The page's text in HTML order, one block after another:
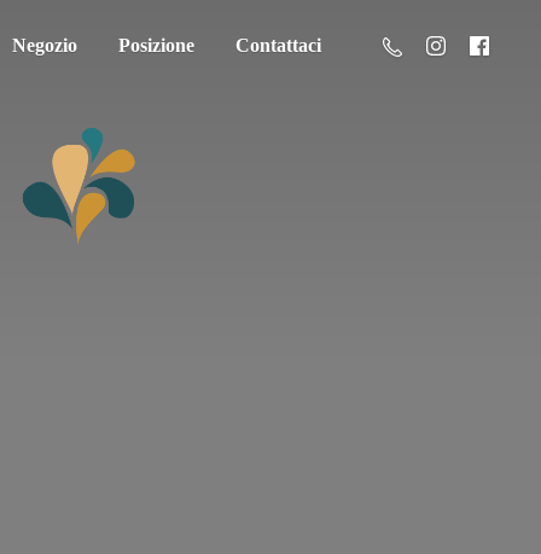
Negozio Posizione Contattaci